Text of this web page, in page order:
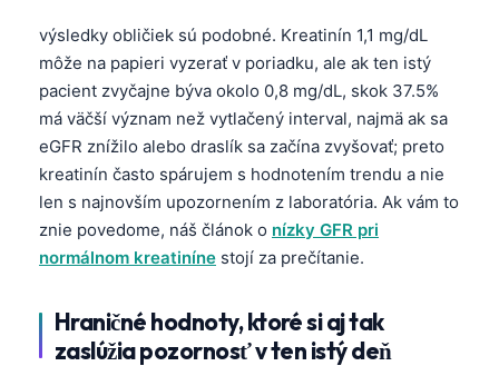
výsledky obličiek sú podobné. Kreatinín 1,1 mg/dL
môže na papieri vyzerať v poriadku, ale ak ten istý
pacient zvyčajne býva okolo 0,8 mg/dL, skok 37.5%
má väčší význam než vytlačený interval, najmä ak sa
eGFR znížilo alebo draslík sa začína zvyšovať; preto
kreatinín často spárujem s hodnotením trendu a nie
len s najnovším upozornením z laboratória. Ak vám to
znie povedome, náš článok o nízky GFR pri
normálnom kreatiníne stojí za prečítanie.
Hraničné hodnoty, ktoré si aj tak
zaslúžia pozornosť v ten istý deň
Italiano
Español
Ελληνικά
Türkçe
Română
简体中文
فارسی
Български
Dansk